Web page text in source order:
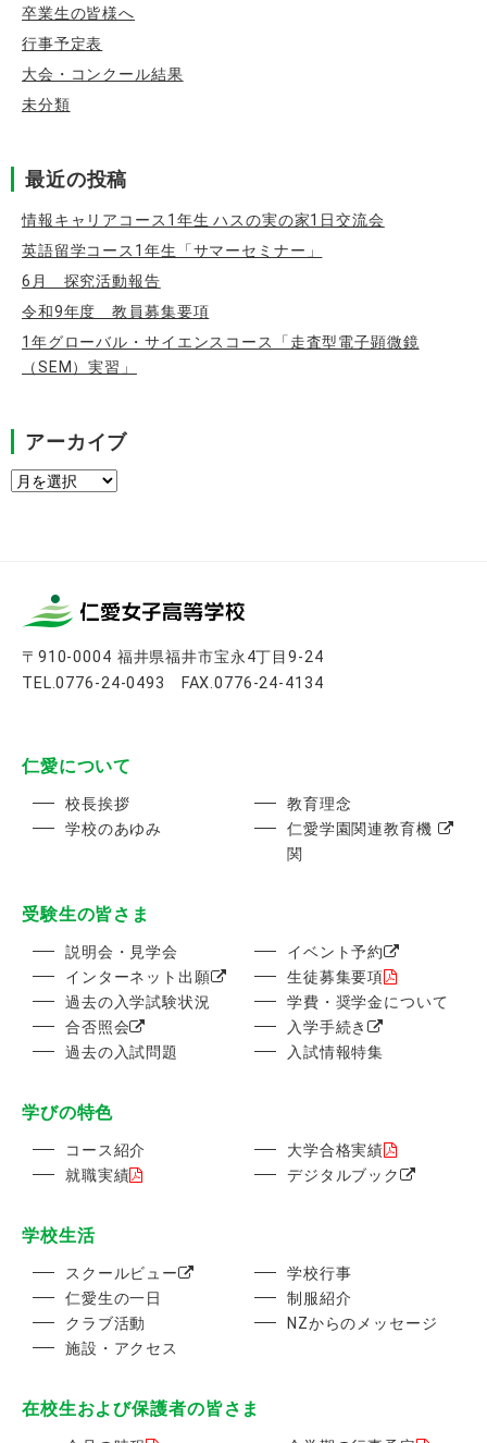
卒業生の皆様へ
行事予定表
大会・コンクール結果
未分類
最近の投稿
情報キャリアコース1年生 ハスの実の家1日交流会
英語留学コース1年生「サマーセミナー」
6月 探究活動報告
令和9年度 教員募集要項
1年グローバル・サイエンスコース「走査型電子顕微鏡
（SEM）実習」
アーカイブ
ア
〒910-0004 福井県福井市宝永4丁目9-24
TEL.0776-24-0493 FAX.0776-24-4134
仁愛について
校長挨拶
教育理念
学校のあゆみ
仁愛学園関連教育機
関
受験生の皆さま
説明会・見学会
イベント予約
インターネット出願
生徒募集要項
過去の入学試験状況
学費・奨学金について
合否照会
入学手続き
過去の入試問題
入試情報特集
学びの特色
コース紹介
大学合格実績
就職実績
デジタルブック
学校生活
スクールビュー
学校行事
仁愛生の一日
制服紹介
クラブ活動
NZからのメッセージ
施設・アクセス
在校生および保護者の皆さま